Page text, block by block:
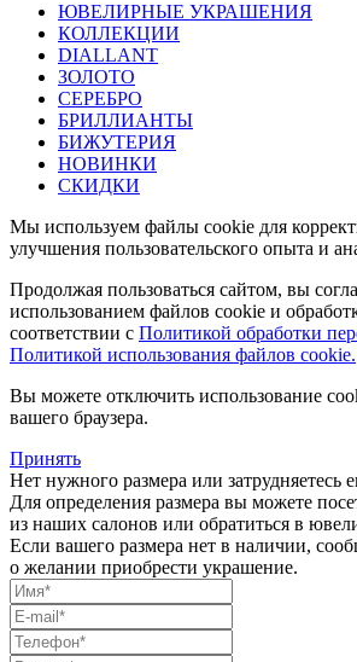
ЮВЕЛИРНЫЕ УКРАШЕНИЯ
КОЛЛЕКЦИИ
DIALLANT
ЗОЛОТО
СЕРЕБРО
БРИЛЛИАНТЫ
БИЖУТЕРИЯ
НОВИНКИ
СКИДКИ
Мы используем файлы cookie для
улучшения пользовательского опыта и
Продолжая пользоваться сайтом, вы
использованием файлов cookie и
соответствии с Политикой обработки
Политикой использования файлов cookie.
Вы можете отключить использование
вашего браузера.
Принять
Нет нужного размера или затрудняетесь
Для определения размера вы можете
из наших салонов или обратиться в
Если вашего размера нет в наличии,
о желании приобрести украшение.